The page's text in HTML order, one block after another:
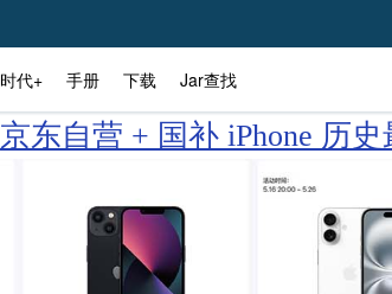
时代+ 手册 下载 Jar查找
京东自营 + 国补 iPhone 历史